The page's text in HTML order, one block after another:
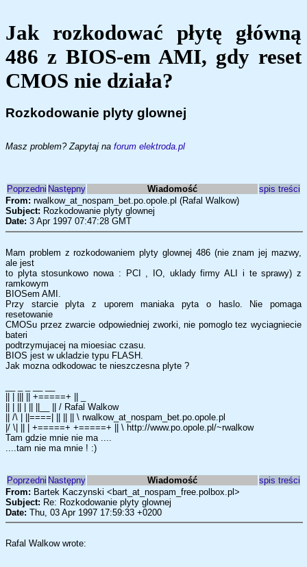
Jak rozkodować płytę główną
486 z BIOS-em AMI, gdy reset
CMOS nie działa?
Rozkodowanie plyty glownej
Masz problem? Zapytaj na forum elektroda.pl
Poprzedni Następny Wiadomość
spis treści
From: rwalkow_at_nospam_bet.po.opole.pl (Rafal Walkow)
Subject: Rozkodowanie plyty glownej
Date: 3 Apr 1997 07:47:28 GMT
Mam problem z rozkodowaniem plyty glownej 486 (nie znam jej mazwy,
ale jest
to plyta stosunkowo nowa : PCI , IO, uklady firmy ALI i te sprawy) z
ramkowym
BIOSem AMI.
Przy starcie plyta z uporem maniaka pyta o haslo. Nie pomaga
resetowanie
CMOSu przez zwarcie odpowiedniej zworki, nie pomoglo tez wyciagniecie
bateri
podtrzymujacej na mioesiac czasu.
BIOS jest w ukladzie typu FLASH.
Jak mozna odkodowac te nieszczesna plyte ?
|| | ||| || +=====+ || _
|| | || | || ||__ || / Rafal Walkow
|| /\ | ||====| || || || \ rwalkow_at_nospam_bet.po.opole.pl
|/ \| || | +=====+ +=====+ || \ http://www.po.opole.pl/~rwalkow
Tam gdzie mnie nie ma ....
....tam nie ma mnie ! :)
Poprzedni Następny Wiadomość
spis treści
From: Bartek Kaczynski <bart_at_nospam_free.polbox.pl>
Subject: Re: Rozkodowanie plyty glownej
Date: Thu, 03 Apr 1997 17:59:33 +0200
Rafal Walkow wrote: